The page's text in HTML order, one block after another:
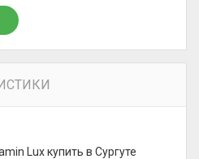
Lux купить в Сургуте